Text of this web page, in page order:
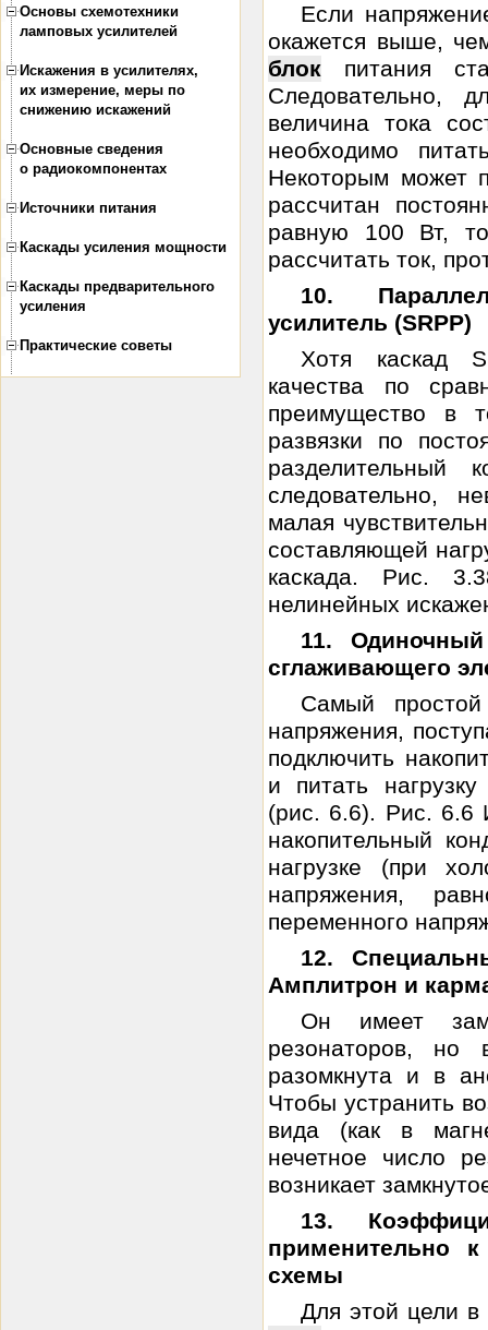
Основы схемотехники
ламповых усилителей
Искажения в усилителях,
их измерение, меры по
снижению искажений
Основные сведения
о радиокомпонентах
Источники питания
Каскады усиления мощности
Каскады предварительного
усиления
Практические советы
Если
окажется выше,
блок питания
Следовательно,
величина тока
необходимо
Некоторым может
рассчитан
равную 100 Вт,
рассчитать ток,
10.
усилитель (SRPP)
Хотя каскад
качества по
преимущество в
развязки по
следовательно,
малая
составляющей
каскада. Рис.
нелинейных
11.
сглаживающего
Самый простой
напряжения,
подключить
и питать
(рис. 6.6). Рис. 6.6
накопительный
нагрузке (при
напряжения,
переменного
12.
Амплитрон и
Он имеет
резонаторов, но
разомкнута и в
Чтобы устранить
вида (как в
нечетное число
возникает
13.
применительно
схемы
Для этой цели в